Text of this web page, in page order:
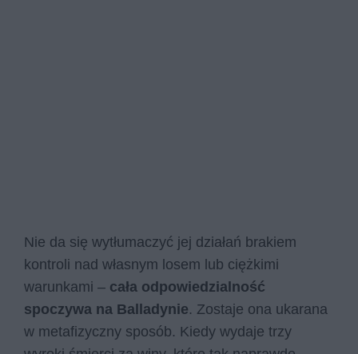
Nie da się wytłumaczyć jej działań brakiem
kontroli nad własnym losem lub ciężkimi
warunkami – cała odpowiedzialność
spoczywa na Balladynie. Zostaje ona ukarana
w metafizyczny sposób. Kiedy wydaje trzy